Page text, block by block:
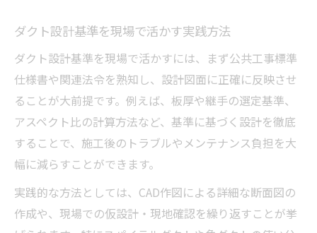
ダクト設計基準を現場で活かす実践方法
ダクト設計基準を現場で活かすには、まず公共工事標準
仕様書や関連法令を熟知し、設計図面に正確に反映させ
ることが大前提です。例えば、板厚や継手の選定基準、
アスペクト比の計算方法など、基準に基づく設計を徹底
することで、施工後のトラブルやメンテナンス負担を大
幅に減らすことができます。
実践的な方法としては、CAD作図による詳細な断面図の
作成や、現場での仮設計・現地確認を繰り返すことが挙